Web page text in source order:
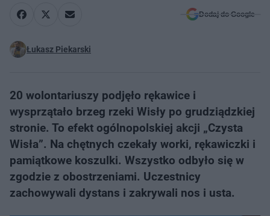
Dodaj do Google
Łukasz Piekarski
20 wolontariuszy podjęło rękawice i
wysprzątało brzeg rzeki Wisły po grudziądzkiej
stronie. To efekt ogólnopolskiej akcji „Czysta
Wisła”. Na chętnych czekały worki, rękawiczki i
pamiątkowe koszulki. Wszystko odbyło się w
zgodzie z obostrzeniami. Uczestnicy
zachowywali dystans i zakrywali nos i usta.